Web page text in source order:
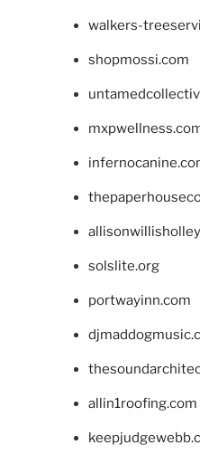
walkers-
shopmossi.com
solslite.org
portwayinn.com
allin1roofing.com